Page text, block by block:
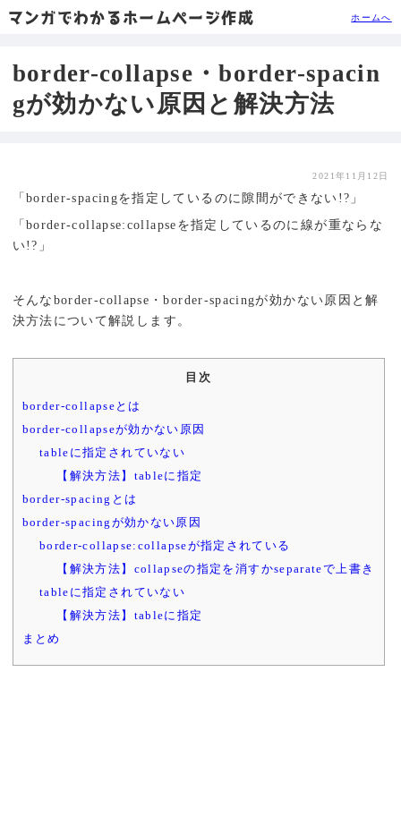
マンガでわかるホームページ作成 ホームへ
border-collapse・border-spacin
gが効かない原因と解決方法
2021年11月12日
「border-spacingを指定しているのに隙間ができない!?」
「border-collapse:collapseを指定しているのに線が重ならな
い!?」
そんなborder-collapse・border-spacingが効かない原因と解
決方法について解説します。
目次
border-collapseとは
border-collapseが効かない原因
tableに指定されていない
【解決方法】tableに指定
border-spacingとは
border-spacingが効かない原因
border-collapse:collapseが指定されている
【解決方法】collapseの指定を消すかseparateで上書き
tableに指定されていない
【解決方法】tableに指定
まとめ